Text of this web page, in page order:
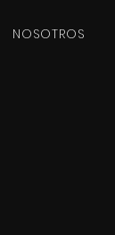
NOSOTROS